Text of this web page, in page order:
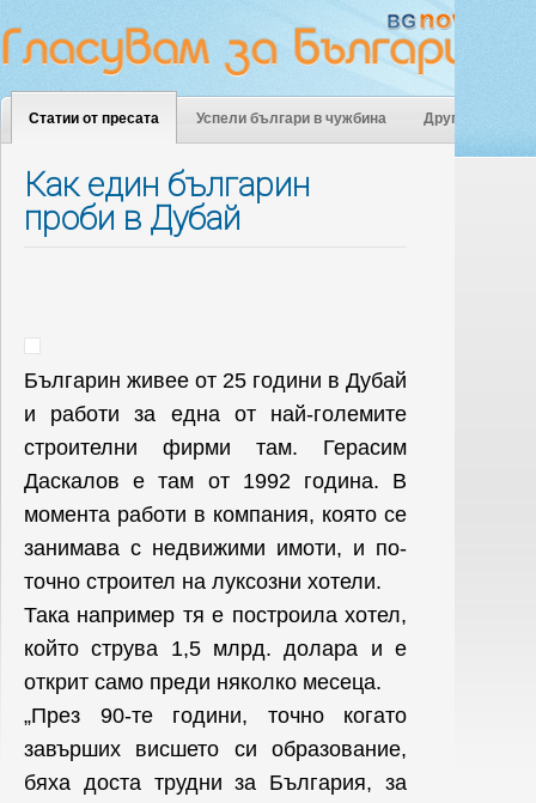
Статии от пресата Успели българи в чужбина Други
Как един българин
проби в Дубай
Българин живее от 25 години в Дубай
и работи за една от най-големите
строителни фирми там. Герасим
Даскалов е там от 1992 година. В
момента работи в компания, която се
занимава с недвижими имоти, и по-
точно строител на луксозни хотели.
Така например тя е построила хотел,
който струва 1,5 млрд. долара и е
открит само преди няколко месеца.
„През 90-те години, точно когато
завърших висшето си образование,
бяха доста трудни за България, за